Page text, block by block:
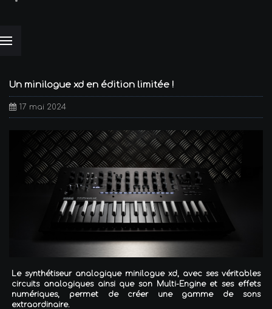
Un minilogue xd en édition limitée !
17 mai 2024
Le synthétiseur analogique minilogue xd, avec ses véritables
circuits analogiques ainsi que son Multi-Engine et ses effets
numériques, permet de créer une gamme de sons
extraordinaire.